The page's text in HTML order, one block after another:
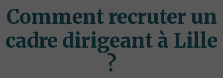
Comment recruter un
cadre dirigeant à Lille
?